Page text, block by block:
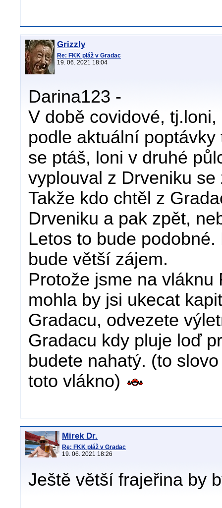
Grizzly
Re: FKK pláž v Gradac
19. 06. 2021 18:04
Darina123 -
V době covidové,
podle aktuální
se ptáš, loni v druhé
vyplouval z Drveniku
Takže kdo chtěl z
Drveniku a pak zpět,
Letos to bude
bude větší zájem.
Protože jsme na
mohla by jsi ukecat
Gradacu, odvezete
Gradacu kdy pluje loď
budete nahatý. (to
toto vlákno)
Mirek Dr.
Re: FKK pláž v Gradac
19. 06. 2021 18:26
Ještě větší frajeřina by